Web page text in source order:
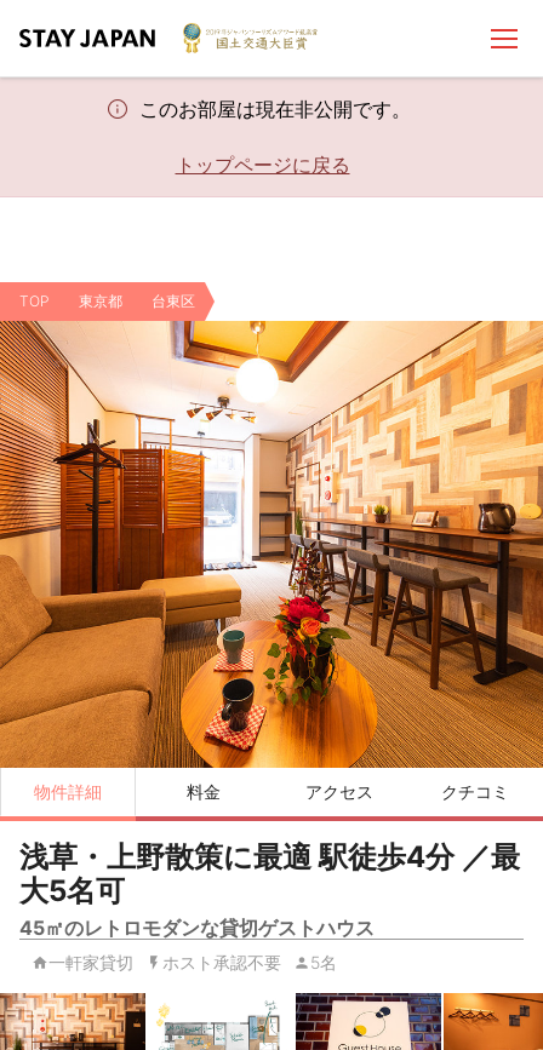
このお部屋は現在非公開です。
トップページに戻る
TOP 東京都 台東区
物件詳細 料金 アクセス クチコミ
浅草・上野散策に最適 駅徒歩4分 ／最
大5名可
45㎡のレトロモダンな貸切ゲストハウス
一軒家貸切 ホスト承認不要 5名